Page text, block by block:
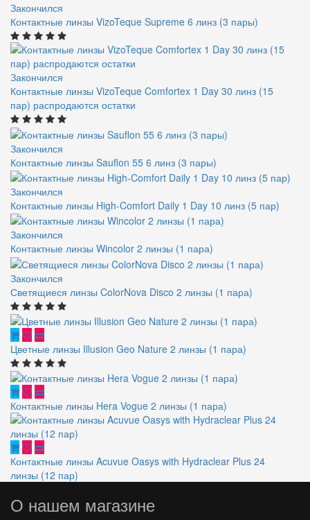
Закончился
Контактные линзы VizoTeque Supreme 6 линз (3 пары)
Закончился
Контактные линзы VizoTeque Comfortex 1 Day 30 линз (15
пар) распродаются остатки
Закончился
Контактные линзы Sauflon 55 6 линз (3 пары)
Закончился
Контактные линзы High-Comfort Daily 1 Day 10 линз (5 пар)
Закончился
Контактные линзы Wincolor 2 линзы (1 пара)
Закончился
Светящиеся линзы ColorNova Disco 2 линзы (1 пара)
Цветные линзы Illusion Geo Nature 2 линзы (1 пара)
Контактные линзы Hera Vogue 2 линзы (1 пара)
Контактные линзы Acuvue Oasys with Hydraclear Plus 24
линзы (12 пар)
О нашем магазине